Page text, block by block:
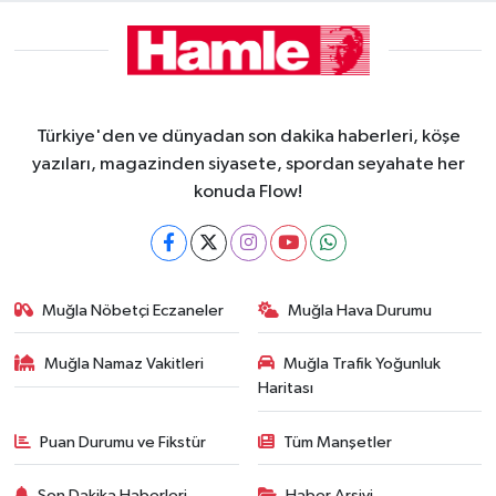
Türkiye'den ve dünyadan son dakika haberleri, köşe
yazıları, magazinden siyasete, spordan seyahate her
konuda Flow!
Muğla Nöbetçi Eczaneler Muğla Hava Durumu
Muğla Namaz Vakitleri
Muğla Trafik Yoğunluk
Haritası
Puan Durumu ve Fikstür Tüm Manşetler